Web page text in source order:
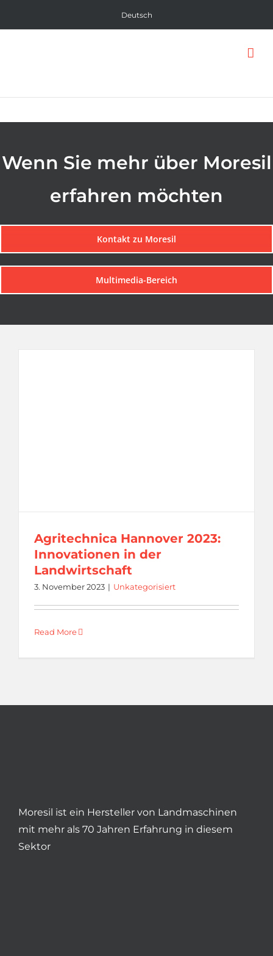
Deutsch
Wenn Sie mehr über Moresil
erfahren möchten
Kontakt zu Moresil
Multimedia-Bereich
Agritechnica Hannover 2023:
Innovationen in der
Landwirtschaft
3. November 2023 | Unkategorisiert
Read More
Moresil ist ein Hersteller von Landmaschinen
mit mehr als 70 Jahren Erfahrung in diesem
Sektor